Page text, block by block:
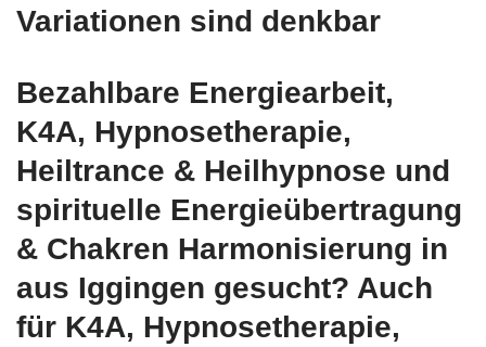
Variationen sind denkbar
Bezahlbare Energiearbeit,
K4A, Hypnosetherapie,
Heiltrance & Heilhypnose und
spirituelle Energieübertragung
& Chakren Harmonisierung in
aus Iggingen gesucht? Auch
für K4A, Hypnosetherapie,